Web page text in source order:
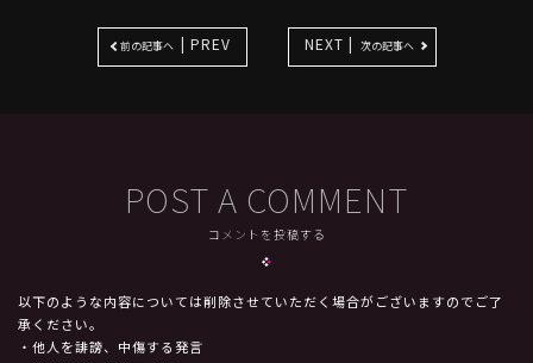
前の記事へ | PREV NEXT | 次の記事へ
POST A COMMENT
コメントを投稿する
以下のような内容については削除させていただく場合がございますのでご了
承ください。
・他人を誹謗、中傷する発言